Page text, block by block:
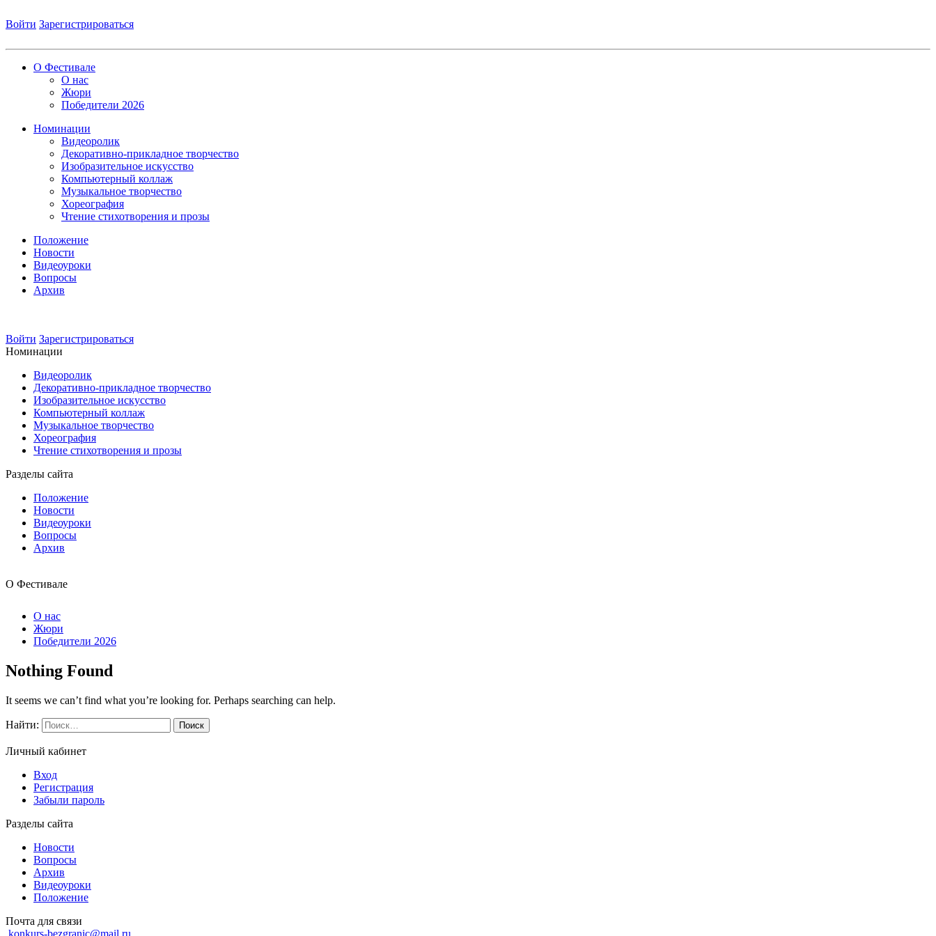
Войти Зарегистрироваться
О Фестивале
О нас
Жюри
Победители 2026
Номинации
Видеоролик
Декоративно-прикладное творчество
Изобразительное искусство
Компьютерный коллаж
Музыкальное творчество
Хореография
Чтение стихотворения и прозы
Положение
Новости
Видеоуроки
Вопросы
Архив
Войти Зарегистрироваться
Номинации
Видеоролик
Декоративно-прикладное творчество
Изобразительное искусство
Компьютерный коллаж
Музыкальное творчество
Хореография
Чтение стихотворения и прозы
Разделы сайта
Положение
Новости
Видеоуроки
Вопросы
Архив
О Фестивале
О нас
Жюри
Победители 2026
Nothing Found
It seems we can’t find what you’re looking for. Perhaps searching can help.
Найти:
Личный кабинет
Вход
Регистрация
Забыли пароль
Разделы сайта
Новости
Вопросы
Архив
Видеоуроки
Положение
Почта для связи
konkurs-bezgranic@mail.ru